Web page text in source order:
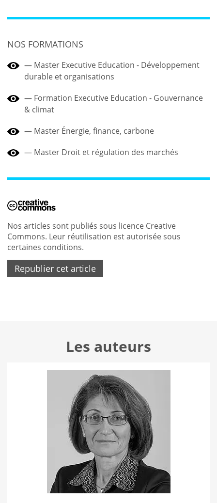
NOS FORMATIONS
Master Executive Education - Développement
durable et organisations
Formation Executive Education - Gouvernance
& climat
Master Énergie, finance, carbone
Master Droit et régulation des marchés
Nos articles sont publiés sous licence Creative
Commons. Leur réutilisation est autorisée sous
certaines conditions.
Republier cet article
Les auteurs